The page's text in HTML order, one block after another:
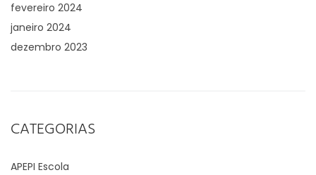
fevereiro 2024
janeiro 2024
dezembro 2023
CATEGORIAS
APEPI Escola